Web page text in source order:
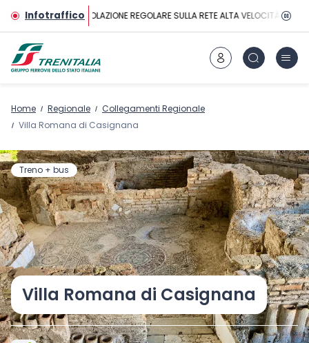
Vai al contenuto principale
InfotrafficoCIRCOLAZIONE REGOLARE SULLA RETE ALTA VELOCITÀ
Home Regionale
Collegamenti Regionale
Villa Romana di Casignana
Treno + bus
Villa Romana di Casignana